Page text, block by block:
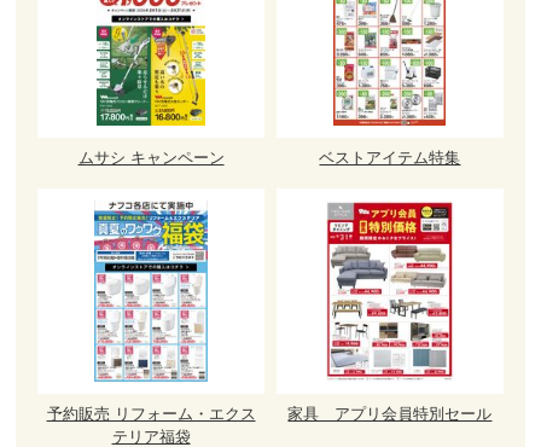
ムサシ キャンペーン ベストアイテム特集
予約販売 リフォーム・エクス
テリア福袋
家具 アプリ会員特別セール